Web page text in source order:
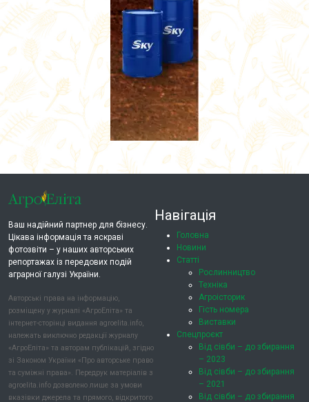
Ваш надійний партнер для бізнесу.
Цікава інформація та яскраві
фотозвіти – у наших авторських
репортажах із передових подій
аграрної галузі України.
Авторські права на інформацію,
розміщену у журналі «АгроЕліта» та
інтернет-сторінці видання agroelita.info,
належать виключно редакції журналу
«АгроЕліта» та авторам публікацій, згідно
зі Законом України «Про авторське право
та суміжні права». Передрук матеріалів з
agroelita.info дозволено лише за умови
вказівки джерела та прямого, відкритого
Навігація
Головна
Новини
Статті
Рослинництво
Техніка
Агроісторик
Гість номера
Виставки
Спецпроєкт
Від сівби – до збирання
– 2023
Від сівби – до збирання
– 2021
Від сівби – до збирання